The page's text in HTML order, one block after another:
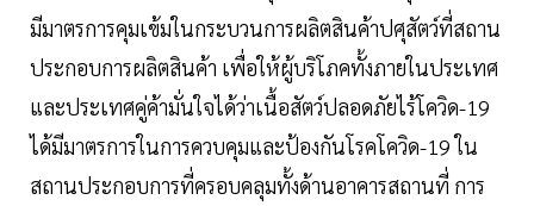
มีมาตรการคุมเข้มในกระบวนการผลิตสินค้าปศุสัตว์ที่สถาน
ประกอบการผลิตสินค้า เพื่อให้ผู้บริโภคทั้งภายในประเทศ
และประเทศคู่ค้ามั่นใจได้ว่าเนื้อสัตว์ปลอดภัยไร้โควิด-19
ได้มีมาตรการในการควบคุมและป้องกันโรคโควิด-19 ใน
สถานประกอบการที่ครอบคลุมทั้งด้านอาคารสถานที่ การ